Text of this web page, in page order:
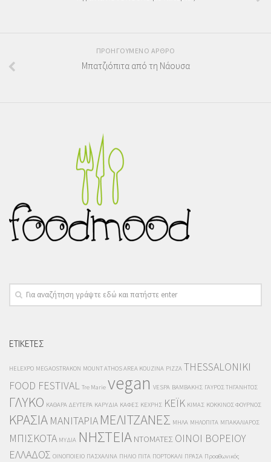
ΠΡΟΗΓΟΥΜΕΝΟ ΑΡΘΡΟ
Μπατζιόπιτα από τη Νάουσα
ΕΤΙΚΕΤΕΣ
HELEXPO MEGAOSTRAKON MOUNT ATHOS AREA KOUZINA PIZZA THESSALONIKI
FOOD FESTIVAL
Tre Marie vegan VESPA ΒΑΜΒΑΚΗΣ ΓΑΥΡΟΣ ΤΗΓΑΝΗΤΟΣ
ΓΛΥΚΟ ΚΑΘΑΡΑ ΔΕΥΤΕΡΑ ΚΑΡΥΔΙΑ ΚΑΦΕΣ ΚΕΧΡΗΣ ΚΕΪΚ ΚΙΜΑΣ ΚΟΚΚΙΝΟΣ ΦΟΥΡΝΟΣ
ΚΡΑΣΙΑ ΜΑΝΙΤΑΡΙΑ ΜΕΛΙΤΖΑΝΕΣ ΜΗΛΑ ΜΗΛΟΠΙΤΑ ΜΠΑΚΑΛΙΑΡΟΣ
ΜΠΙΣΚΟΤΑ ΜΥΔΙΑ ΝΗΣΤΕΙΑ ΝΤΟΜΑΤΕΣ ΟΙΝΟΙ ΒΟΡΕΙΟΥ
ΕΛΛΑΔΟΣ ΟΙΝΟΠΟΙΕΙΟ ΠΑΣΧΑΛΙΝΑ ΠΗΛΙΟ ΠΙΤΑ ΠΟΡΤΟΚΑΛΙ ΠΡΑΣΑ Προαθωνικός